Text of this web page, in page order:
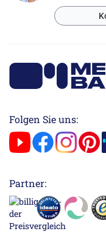
Folgen Sie uns:
Partner: